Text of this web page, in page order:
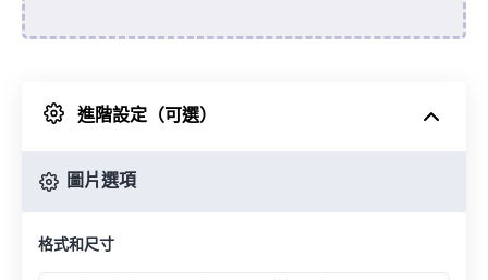
來自 Google 雲端硬碟
進階設定（可選）
圖片選項
格式和尺寸